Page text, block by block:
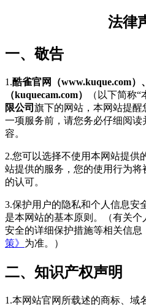
法律
一、敬告
1.酷雀官网（www.kuque.com）
（kuquecam.com）
（以下简称
限公司 旗下的网站，本网站提
一项服务前，请您务必仔细阅
容。
2.您可以选择不使用本网站提供
站提供的服务，您的使用行为
的认可。
3.保护用户的隐私和个人信息安
是本网站的基本原则。（有关
安全的详细保护措施等相关信息
策》 为准。）
二、知识产权声明
1.本网站官网所载述的商标、域